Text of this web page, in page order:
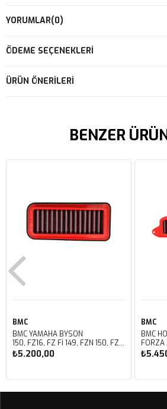
YORUMLAR(0)
ÖDEME SEÇENEKLERI
ÜRÜN ÖNERILERI
BENZER
BMC
BMC YAMAHA BYSON
150, FZ16, FZ FI 149, FZN 150, FZS
FI V3 KUTU İÇİ PERFORMANS
HAVA FİLTRESİ FM01147
₺5.200,00
BMC
BMC
FORZA